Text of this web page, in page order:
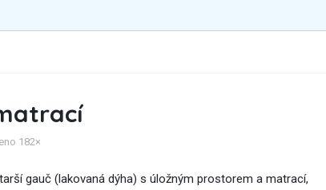
182×
gauč (lakovaná dýha) s úložným prostorem a matrací,